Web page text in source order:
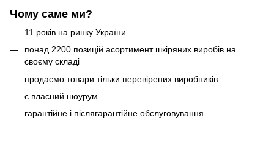
Чому саме ми?
11 років на ринку України
понад 2200 позицій асортимент шкіряних виробів на
своєму складі
продаємо товари тільки перевірених виробників
є власний шоурум
гарантійне і післягарантійне обслуговування